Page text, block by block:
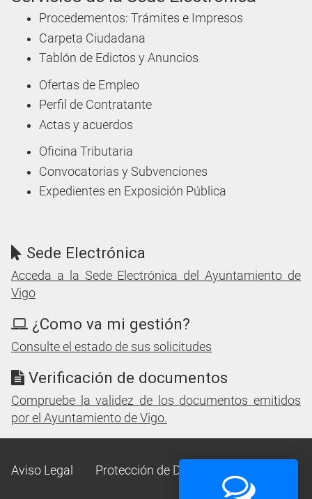
Procedementos: Trámites e Impresos
Carpeta Ciudadana
Tablón de Edictos y Anuncios
Ofertas de Empleo
Perfil de Contratante
Actas y acuerdos
Oficina Tributaria
Convocatorias y Subvenciones
Expedientes en Exposición Pública
Sede Electrónica
Acceda a la Sede Electrónica del Ayuntamiento de
Vigo
¿Como va mi gestión?
Consulte el estado de sus solicitudes
Verificación de documentos
Compruebe la validez de los documentos emitidos
por el Ayuntamiento de Vigo.
Aviso Legal Protección de Datos